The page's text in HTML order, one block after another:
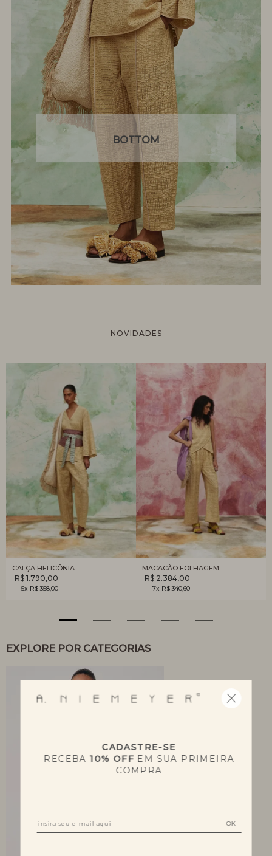
BOTTOM
NOVIDADES
CALÇA HELICÔNIA
R$ 1.790,00
5x R$ 358,00
MACACÃO FOLHAGEM
R$ 2.384,00
7x R$ 340,60
EXPLORE POR CATEGORIAS
CADASTRE-SE
RECEBA10% OFFEM SUA PRIMEIRA
COMPRA